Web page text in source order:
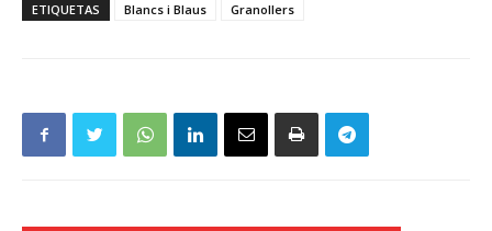
ETIQUETAS Blancs i Blaus Granollers